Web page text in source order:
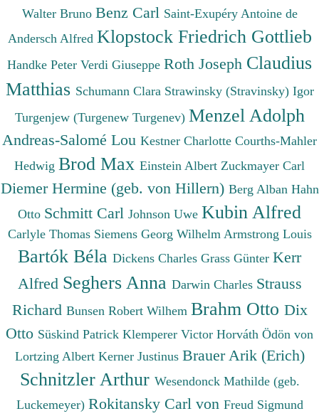
Walter Bruno Benz Carl Saint-Exupéry Antoine de
Andersch Alfred Klopstock Friedrich Gottlieb
Handke Peter Verdi Giuseppe Roth Joseph Claudius
Matthias Schumann Clara Strawinsky (Stravinsky) Igor
Turgenjew (Turgenew Turgenev) Menzel Adolph
Andreas-Salomé Lou Kestner Charlotte Courths-Mahler
Hedwig Brod Max Einstein Albert Zuckmayer Carl
Diemer Hermine (geb. von Hillern) Berg Alban Hahn
Otto Schmitt Carl Johnson Uwe Kubin Alfred
Carlyle Thomas Siemens Georg Wilhelm Armstrong Louis
Bartók Béla Dickens Charles Grass Günter Kerr
Alfred Seghers Anna Darwin Charles Strauss
Richard Bunsen Robert Wilhem Brahm Otto Dix
Otto Süskind Patrick Klemperer Victor Horváth Ödön von
Lortzing Albert Kerner Justinus Brauer Arik (Erich)
Schnitzler Arthur Wesendonck Mathilde (geb.
Luckemeyer) Rokitansky Carl von Freud Sigmund